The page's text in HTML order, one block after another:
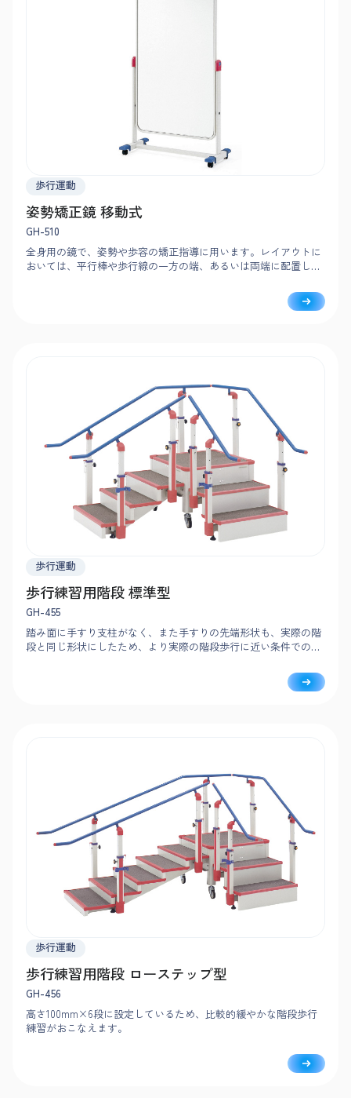
歩行運動
姿勢矯正鏡 移動式
GH-510
全身用の鏡で、姿勢や歩容の矯正指導に用います。レイアウトに
おいては、平行棒や歩行線の一方の端、あるいは両端に配置しま
歩行運動
歩行練習用階段 標準型
GH-455
踏み面に手すり支柱がなく、また手すりの先端形状も、実際の階
段と同じ形状にしたため、より実際の階段歩行に近い条件での練
歩行運動
歩行練習用階段 ローステップ型
GH-456
高さ100mm×6段に設定しているため、比較的緩やかな階段歩行
練習がおこなえます。